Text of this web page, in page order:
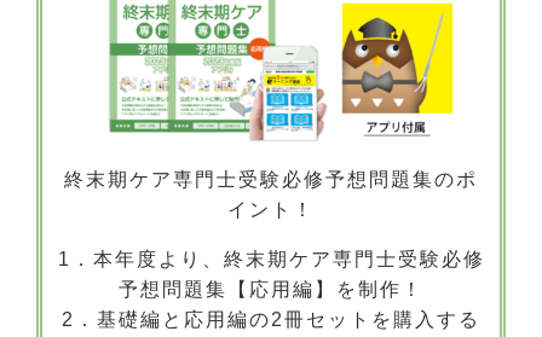
終末期ケア専門士受験必修予想問題集のポ
イント！
1．本年度より、終末期ケア専門士受験必修
予想問題集【応用編】を制作！
2．基礎編と応用編の2冊セットを購入する